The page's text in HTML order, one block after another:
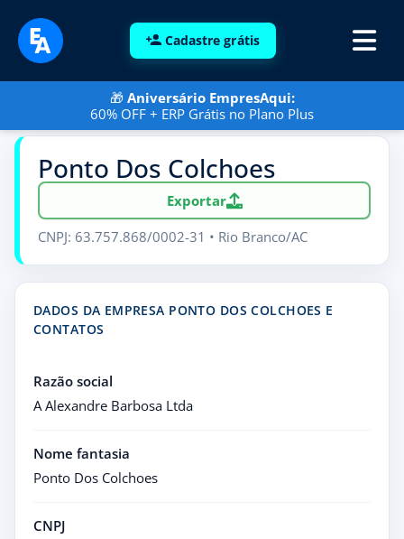
Cadastre grátis
🎁 Aniversário EmpresAqui:
60% OFF + ERP Grátis no Plano Plus
Ponto Dos Colchoes
Exportar
CNPJ: 63.757.868/0002-31 • Rio Branco/AC
DADOS DA EMPRESA PONTO DOS COLCHOES E
CONTATOS
Razão social
A Alexandre Barbosa Ltda
Nome fantasia
Ponto Dos Colchoes
CNPJ